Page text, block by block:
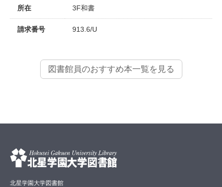
所在 3F和書
請求番号 913.6/U
図書館員のおすすめ本一覧を見る
北星学園大学図書館